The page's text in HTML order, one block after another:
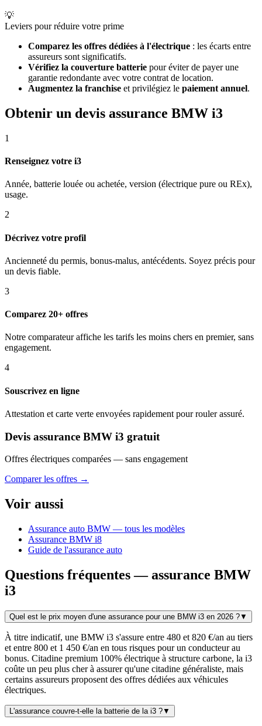
💡
Leviers pour réduire votre prime
Comparez les offres dédiées à l'électrique : les écarts entre
assureurs sont significatifs.
Vérifiez la couverture batterie pour éviter de payer une
garantie redondante avec votre contrat de location.
Augmentez la franchise et privilégiez le paiement annuel.
Obtenir un devis assurance BMW i3
1
Renseignez votre i3
Année, batterie louée ou achetée, version (électrique pure ou REx),
usage.
2
Décrivez votre profil
Ancienneté du permis, bonus-malus, antécédents. Soyez précis pour
un devis fiable.
3
Comparez 20+ offres
Notre comparateur affiche les tarifs les moins chers en premier, sans
engagement.
4
Souscrivez en ligne
Attestation et carte verte envoyées rapidement pour rouler assuré.
Devis assurance BMW i3 gratuit
Offres électriques comparées — sans engagement
Comparer les offres →
Voir aussi
Assurance auto BMW — tous les modèles
Assurance BMW i8
Guide de l'assurance auto
Questions fréquentes — assurance BMW
i3
Quel est le prix moyen d'une assurance pour une BMW i3 en 2026 ?▼
À titre indicatif, une BMW i3 s'assure entre 480 et 820 €/an au tiers
et entre 800 et 1 450 €/an en tous risques pour un conducteur au
bonus. Citadine premium 100% électrique à structure carbone, la i3
coûte un peu plus cher à assurer qu'une citadine généraliste, mais
certains assureurs proposent des offres dédiées aux véhicules
électriques.
L'assurance couvre-t-elle la batterie de la i3 ?▼